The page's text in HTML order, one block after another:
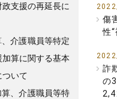
支援の再延長に
介護職員等特定
算に関する基本
いて
算、介護職員等特
傷
性
詐
の